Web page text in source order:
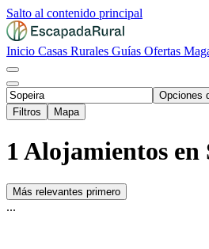
Salto al contenido principal
Inicio Casas Rurales Guías Ofertas
Opciones
Filtros
Mapa
1 Alojamientos en
Más relevantes primero
...